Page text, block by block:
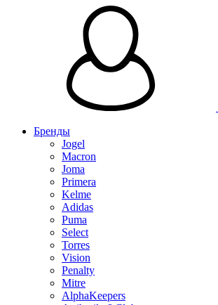
Бренды
Jogel
Macron
Joma
Primera
Kelme
Adidas
Puma
Select
Torres
Vision
Penalty
Mitre
AlphaKeepers